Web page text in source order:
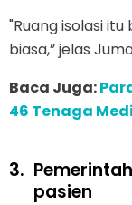
"Ruang isolasi
biasa,” jelas
Baca Juga:
46 Tenaga
3.
pasien